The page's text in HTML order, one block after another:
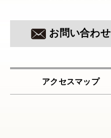
お問い合わせ
アクセスマップ